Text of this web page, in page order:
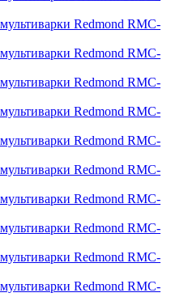
Redmond RMC-
Redmond RMC-
Redmond RMC-
Redmond RMC-
Redmond RMC-
Redmond RMC-
Redmond RMC-
Redmond RMC-
Redmond RMC-
Redmond RMC-